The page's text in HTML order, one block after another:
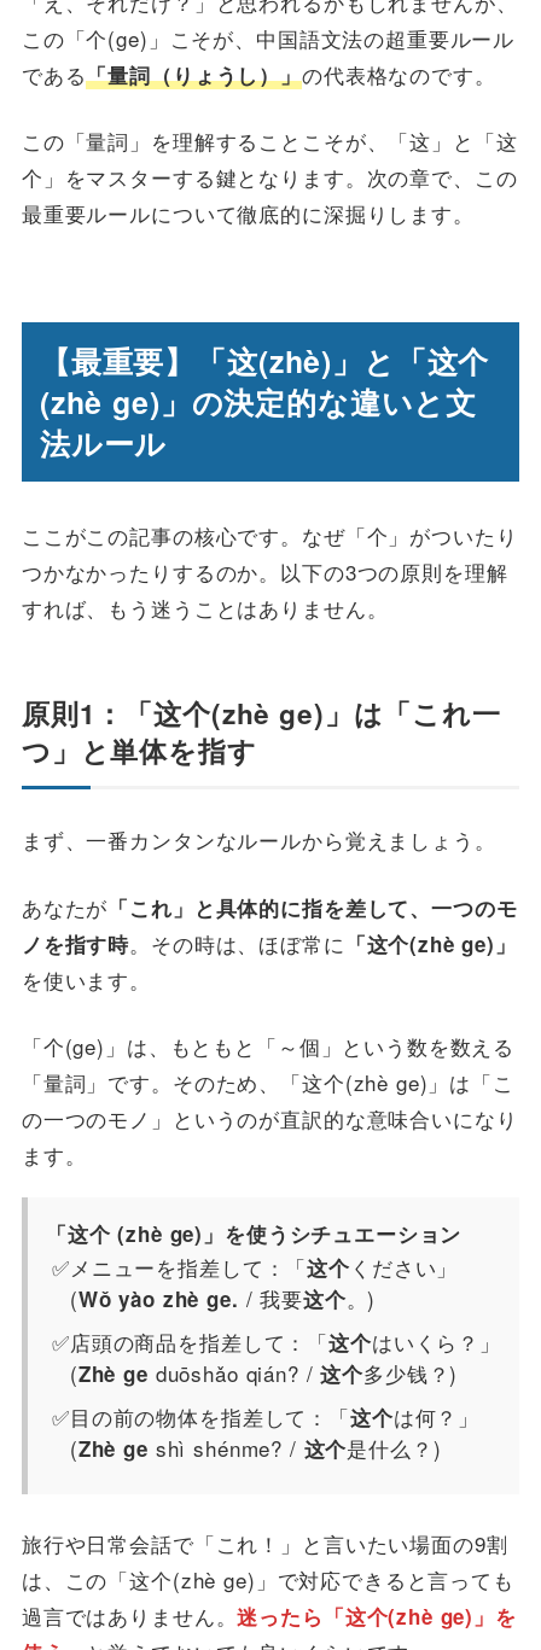
この「个(ge)」こそが、中国語文法の超重要ルール
である「量詞（りょうし）」の代表格なのです。
この「量詞」を理解することこそが、「这」と「这
个」をマスターする鍵となります。次の章で、この
最重要ルールについて徹底的に深掘りします。
【最重要】「这(zhè)」と「这个
(zhè ge)」の決定的な違いと文
法ルール
ここがこの記事の核心です。なぜ「个」がついたり
つかなかったりするのか。以下の3つの原則を理解
すれば、もう迷うことはありません。
原則1：「这个(zhè ge)」は「これ一
つ」と単体を指す
まず、一番カンタンなルールから覚えましょう。
あなたが 「これ」と具体的に指を差して、一つのモ
ノを指す時。その時は、ほぼ常に 「这个(zhè ge)」
を使います。
「个(ge)」は、もともと「～個」という数を数える
「量詞」です。そのため、「这个(zhè ge)」は「こ
の一つのモノ」というのが直訳的な意味合いになり
ます。
「这个 (zhè ge)」を使うシチュエーション
メニューを指差して：「这个 ください」
(Wǒ yào zhè ge. / 我要这个。)
店頭の商品を指差して：「这个はいくら？」
(Zhè ge duōshǎo qián? /这个多少钱？)
目の前の物体を指差して：「这个は何？」
(Zhè ge shì shénme? / 这个是什么？)
旅行や日常会話で「これ！」と言いたい場面の9割
は、この「这个(zhè ge)」で対応できると言っても
過言ではありません。迷ったら「这个(zhè ge)」を